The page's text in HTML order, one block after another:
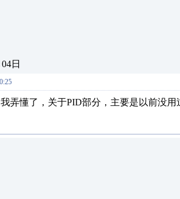
日
弄懂了，关于PID部分，主要是以前没